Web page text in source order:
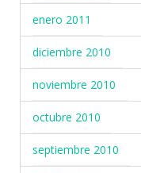
enero 2011
diciembre 2010
noviembre 2010
octubre 2010
septiembre 2010